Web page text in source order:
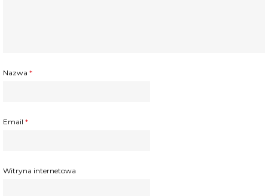
Nazwa *
Email *
Witryna internetowa